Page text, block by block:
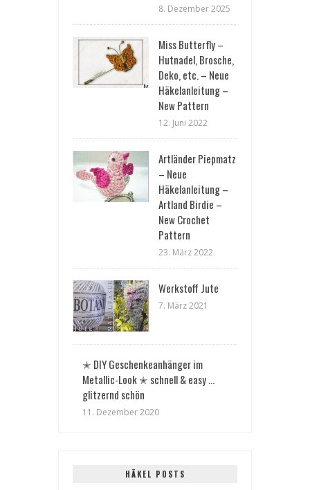
8. Dezember 2025
Miss Butterfly –
Hutnadel, Brosche,
Deko, etc. – Neue
Häkelanleitung –
New Pattern
12. Juni 2022
Artländer Piepmatz
– Neue
Häkelanleitung –
Artland Birdie –
New Crochet
Pattern
23. März 2022
Werkstoff Jute
7. März 2021
✭ DIY Geschenkeanhänger im
Metallic-Look ✭ schnell & easy …
glitzernd schön
11. Dezember 2020
HÄKEL POSTS